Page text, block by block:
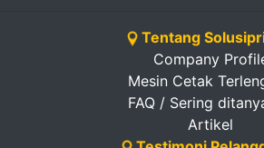
Tentang
Company
Mesin Cetak
FAQ / Sering
Artikel